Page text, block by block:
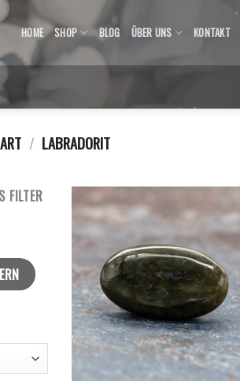
HOME SHOP BLOG ÜBER UNS KONTAKT
/ LABRADORIT
FILTER